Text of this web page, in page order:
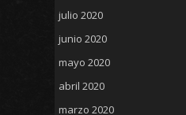
julio 2020
junio 2020
mayo 2020
abril 2020
marzo 2020